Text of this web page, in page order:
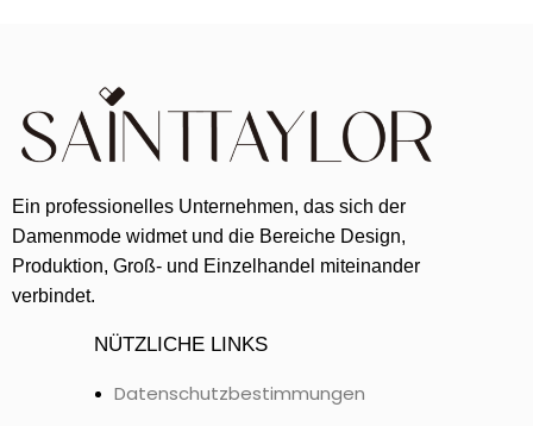
Ein professionelles Unternehmen, das sich der
Damenmode widmet und die Bereiche Design,
Produktion, Groß- und Einzelhandel miteinander
verbindet.
NÜTZLICHE LINKS
Datenschutzbestimmungen